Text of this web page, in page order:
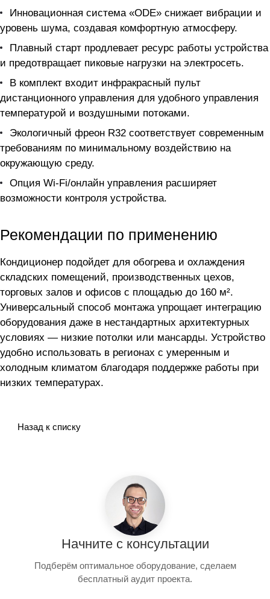
Инновационная система «ODE» снижает вибрации и
уровень шума, создавая комфортную атмосферу.
Плавный старт продлевает ресурс работы устройства
и предотвращает пиковые нагрузки на электросеть.
В комплект входит инфракрасный пульт
дистанционного управления для удобного управления
температурой и воздушными потоками.
Экологичный фреон R32 соответствует современным
требованиям по минимальному воздействию на
окружающую среду.
Опция Wi-Fi/онлайн управления расширяет
возможности контроля устройства.
Рекомендации по применению
Кондиционер подойдет для обогрева и охлаждения
складских помещений, производственных цехов,
торговых залов и офисов с площадью до 160 м².
Универсальный способ монтажа упрощает интеграцию
оборудования даже в нестандартных архитектурных
условиях — низкие потолки или мансарды. Устройство
удобно использовать в регионах с умеренным и
холодным климатом благодаря поддержке работы при
низких температурах.
Назад к списку
Начните с консультации
Подберём оптимальное оборудование, сделаем
бесплатный аудит проекта.